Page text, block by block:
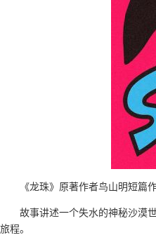
《龙珠》原著作者鸟山明短篇
故事讲述一个失水的神秘沙漠
旅程。